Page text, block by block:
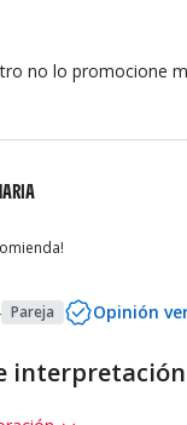
no lo promocione
Pareja Opinión